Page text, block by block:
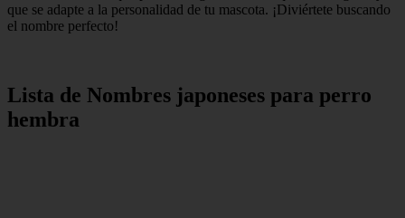
que se adapte a la personalidad de tu mascota. ¡Diviértete buscando
el nombre perfecto!
Lista de Nombres japoneses para perro
hembra